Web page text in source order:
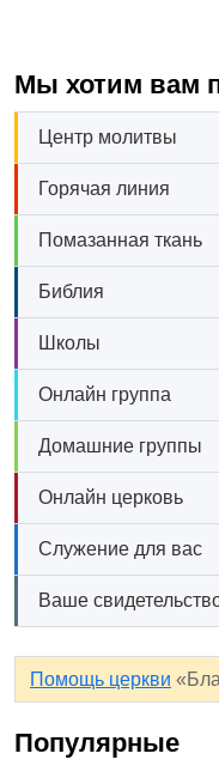
Мы хотим вам
Центр молитвы
Горячая линия
Помазанная ткань
Библия
Школы
Онлайн группа
Домашние группы
Онлайн церковь
Служение для вас
Ваше
Помощь церкви
Популярные